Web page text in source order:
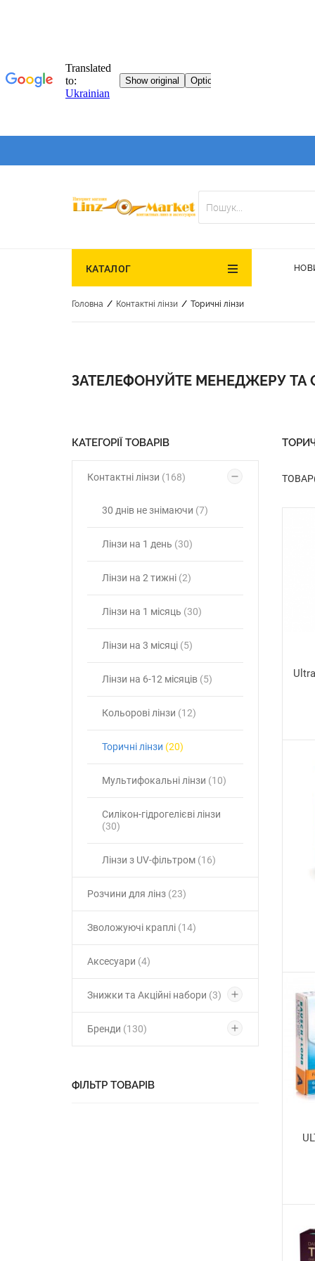
КАТАЛОГ
Головна / Контактні лінзи / Торичні лінзи
ЗАТЕЛЕФОНУЙТЕ МЕНЕДЖЕРУ
КАТЕГОРІЇ ТОВАРІВ
Контактні лінзи (168)
30 днів не знімаючи (7)
Лінзи на 1 день (30)
Лінзи на 2 тижні (2)
Лінзи на 1 місяць (30)
Лінзи на 3 місяці (5)
Лінзи на 6-12 місяців (5)
Кольорові лінзи (12)
Торичні лінзи (20)
Мультифокальні лінзи (10)
Силікон-гідрогелієві лінзи
(30)
Лінзи з UV-фільтром (16)
Розчини для лінз (23)
Зволожуючі краплі (14)
Аксесуари (4)
Знижки та Акційні набори (3)
Бренди (130)
ФІЛЬТР ТОВАРІВ